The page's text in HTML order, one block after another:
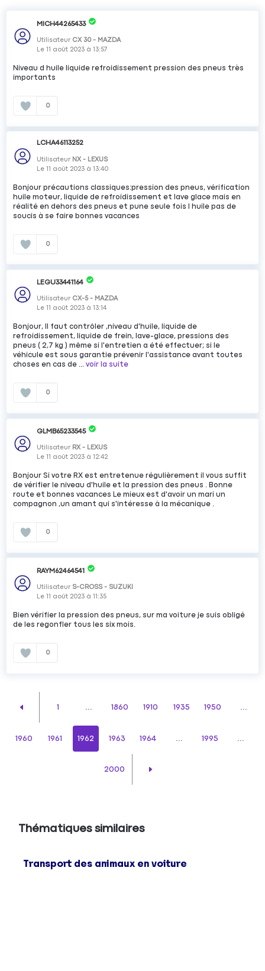
MICH44265433
Utilisateur CX 30 - MAZDA
Le11 août 2023 à13:57
Niveau d huile liquide refroidissement pression des pneus très
importants
0
LCHA46113252
Utilisateur NX - LEXUS
Le11 août 2023 à13:40
Bonjour précautions classiques:pression des pneus, vérification
huile moteur, liquide de refroidissement et lave glace mais en
réalité en dehors des pneus et pune seule fois l huile pas de
soucis à se faire bonnes vacances
0
LEGU33441164
Utilisateur CX-5 - MAZDA
Le11 août 2023 à13:14
Bonjour, Il faut contrôler ,niveau d'huile, liquide de
refroidissement, liquide de frein, lave-glace, pressions des
pneus ( 2,7 kg ) même si l'entretien a été effectuer; si le
véhicule est sous garantie prévenir l'assistance avant toutes
choses en cas de ...voir la suite
0
GLMB65233545
Utilisateur RX - LEXUS
Le11 août 2023 à12:42
Bonjour Si votre RX est entretenue régulièrement il vous suffit
de vérifier le niveau d'huile et la pression des pneus . Bonne
route et bonnes vacances Le mieux est d'avoir un mari un
compagnon ,un amant qui s'intéresse à la mécanique .
0
RAYM62464541
Utilisateur S-CROSS - SUZUKI
Le11 août 2023 à11:35
Bien vérifier la pression des pneus, sur ma voiture je suis obligé
de les regonfler tous les six mois.
0
1 ... 1860 1910 1935 1950 ...
1960 1961 1962 1963 1964 1995
2000
Thématiques similaires
Transport des animaux en voiture